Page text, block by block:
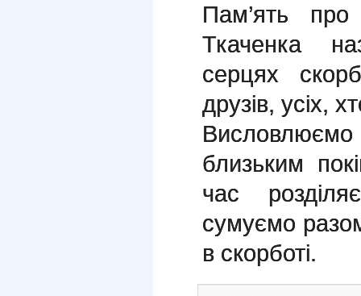
Пам’ять
Ткаченка
серцях
друзів, усіх,
Висловлюємо
близьким
час
сумуємо
в скорботі.